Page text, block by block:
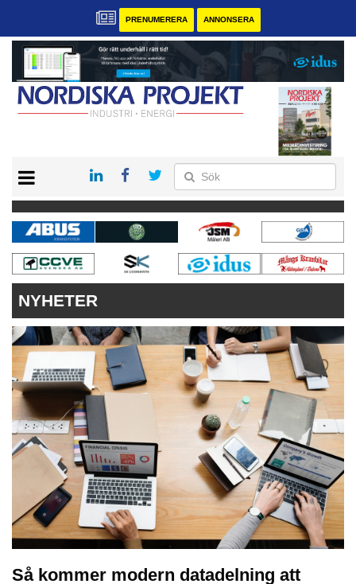
PRENUMERERA ANNONSERA
KONTAKT
VÅRA ANDRA MAGASIN
PRENUMERERA
ANNONSERA
NYHETER
Så kommer modern datadelning att